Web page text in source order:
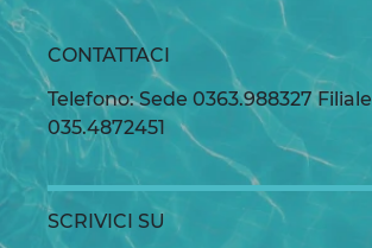
CONTATTACI
Telefono: Sede 0363.988327 Filiale
035.4872451
SCRIVICI SU